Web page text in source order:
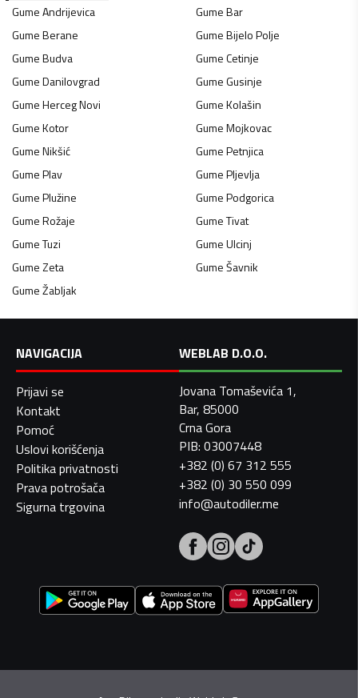
GumeAndrijevica GumeBar
GumeBerane GumeBijelo Polje
GumeBudva GumeCetinje
GumeDanilovgrad GumeGusinje
GumeHerceg Novi GumeKolašin
GumeKotor GumeMojkovac
GumeNikšić GumePetnjica
GumePlav GumePljevlja
GumePlužine GumePodgorica
GumeRožaje GumeTivat
GumeTuzi GumeUlcinj
GumeZeta GumeŠavnik
GumeŽabljak
NAVIGACIJA
Prijavi se
Kontakt
Pomoć
Uslovi korišćenja
Politika privatnosti
Prava potrošača
Sigurna trgovina
WEBLAB D.O.O.
Jovana Tomaševića 1,
Bar, 85000
Crna Gora
PIB: 03007448
+382 (0) 67 312 555
+382 (0) 30 550 099
info@autodiler.me